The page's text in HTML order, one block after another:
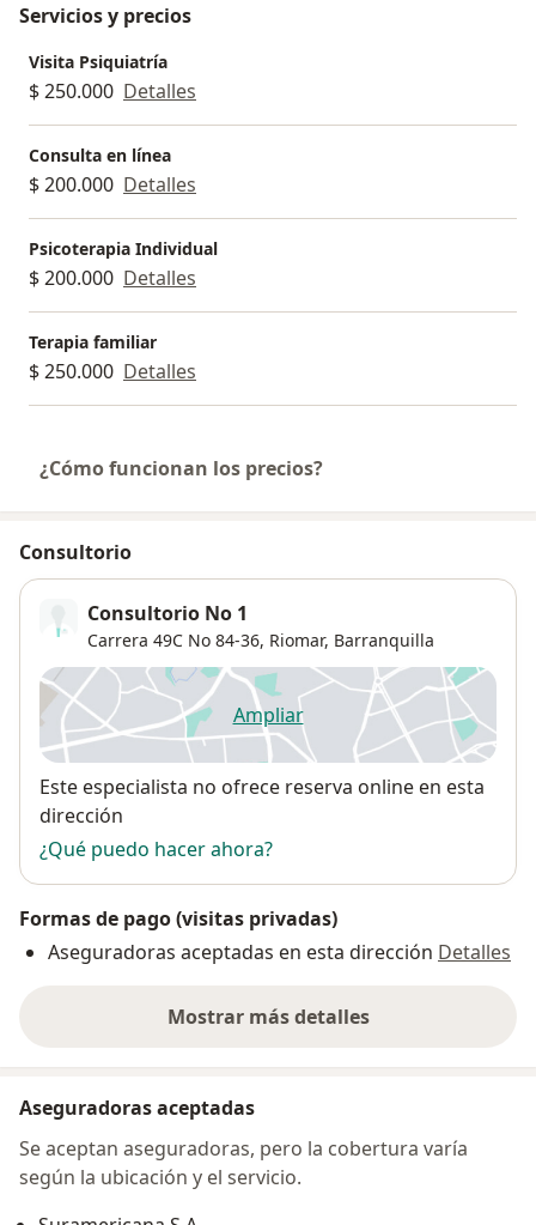
Servicios y precios
Visita Psiquiatría
$ 250.000 Detalles
Consulta en línea
$ 200.000 Detalles
Psicoterapia Individual
$ 200.000 Detalles
Terapia familiar
$ 250.000 Detalles
¿Cómo funcionan los precios?
Consultorio
Consultorio No 1
Carrera 49C No 84-36, Riomar, Barranquilla
Ampliarse abre en una nueva
Disponibilidad
Este especialista no ofrece reserva online en esta
dirección
¿Qué puedo hacer ahora?
Formas de pago (visitas privadas)
Aseguradoras aceptadas en esta dirección Detalles
Mostrar más detalles
sobre la dirección
Aseguradoras aceptadas
Se aceptan aseguradoras, pero la cobertura varía
según la ubicación y el servicio.